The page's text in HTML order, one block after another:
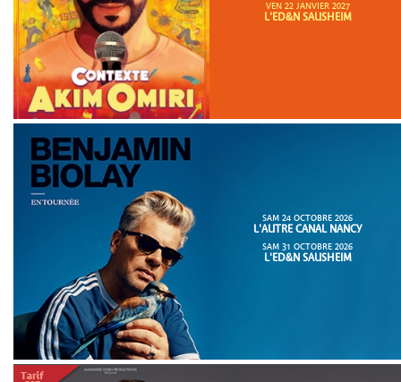
VEN 22 JANVIER 2027
L'ED&N SAUSHEIM
SAM 24 OCTOBRE 2026
L'AUTRE CANAL NANCY
SAM 31 OCTOBRE 2026
L'ED&N SAUSHEIM